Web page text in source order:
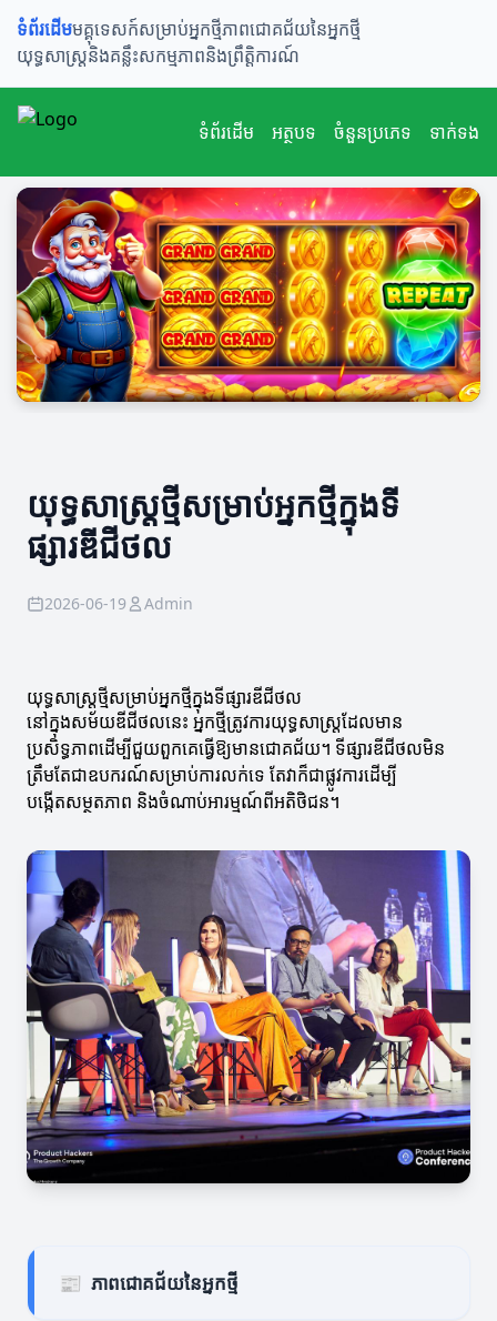
ទំព័រដើមមគ្គុទេសក៍សម្រាប់អ្នកថ្មីភាពជោគជ័យនៃអ្នកថ្មី
យុទ្ធសាស្ត្រនិងគន្លឹះសកម្មភាពនិងព្រឹត្តិការណ៍
ទំព័រដើម អត្ថបទ ចំនួនប្រភេទ ទាក់ទង
យុទ្ធសាស្ត្រថ្មីសម្រាប់អ្នកថ្មីក្នុងទី
ផ្សារឌីជីថល
2026-06-19 Admin
យុទ្ធសាស្ត្រថ្មីសម្រាប់អ្នកថ្មីក្នុងទីផ្សារឌីជីថល
នៅក្នុងសម័យឌីជីថលនេះ អ្នកថ្មីត្រូវការយុទ្ធសាស្ត្រដែលមាន
ប្រសិទ្ធភាពដើម្បីជួយពួកគេធ្វើឱ្យមានជោគជ័យ។ ទីផ្សារឌីជីថលមិន
ត្រឹមតែជាឧបករណ៍សម្រាប់ការលក់ទេ តែវាក៏ជាផ្លូវការដើម្បី
បង្កើតសម្ថតភាព និងចំណាប់អារម្មណ៍ពីអតិថិជន។
📰 ភាពជោគជ័យនៃអ្នកថ្មី